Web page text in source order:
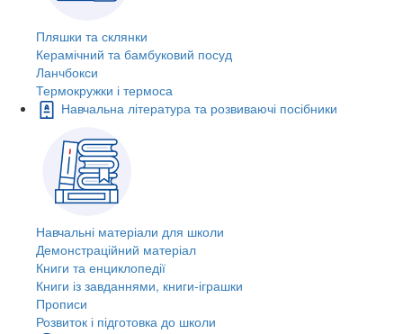
Пляшки та склянки
Керамічний та бамбуковий посуд
Ланчбокси
Термокружки і термоса
Навчальна література та розвиваючі посібники
Навчальні матеріали для школи
Демонстраційний матеріал
Книги та енциклопедії
Книги із завданнями, книги-іграшки
Прописи
Розвиток і підготовка до школи